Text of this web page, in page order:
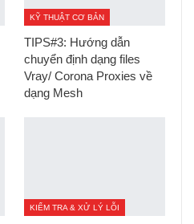
KỸ THUẬT CƠ BẢN
TIPS#3: Hướng dẫn
chuyển định dạng files
Vray/ Corona Proxies về
dạng Mesh
KIỂM TRA & XỬ LÝ LỖI